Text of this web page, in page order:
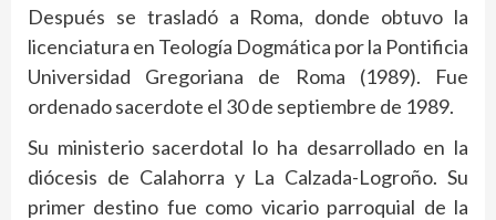
Después se trasladó a Roma, donde obtuvo la
licenciatura en Teología Dogmática por la Pontificia
Universidad Gregoriana de Roma (1989). Fue
ordenado sacerdote el 30 de septiembre de 1989.
Su ministerio sacerdotal lo ha desarrollado en la
diócesis de Calahorra y La Calzada-Logroño. Su
primer destino fue como vicario parroquial de la